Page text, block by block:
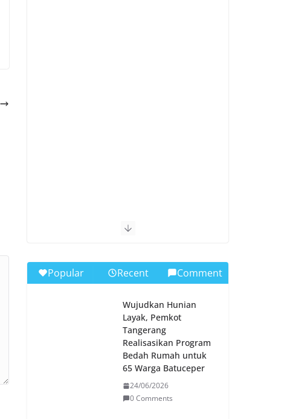
Popular Recent Comment
Wujudkan Hunian
Layak, Pemkot
Tangerang
Realisasikan Program
Bedah Rumah untuk
65 Warga Batuceper
24/06/2026
0 Comments